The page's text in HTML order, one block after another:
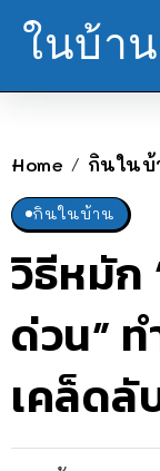
ในบ้า
Home / กินในบ้
กินในบ้าน
วิธีหมัก
ด่วน” ท
เคล็ดลั